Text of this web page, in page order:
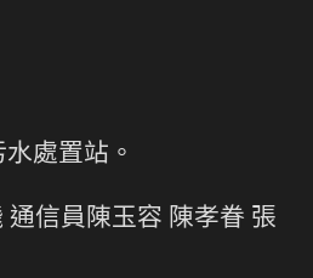
處置站。
信員陳玉容 陳孝眷 張